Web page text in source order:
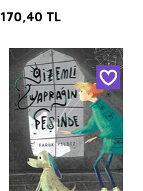
170,40 TL